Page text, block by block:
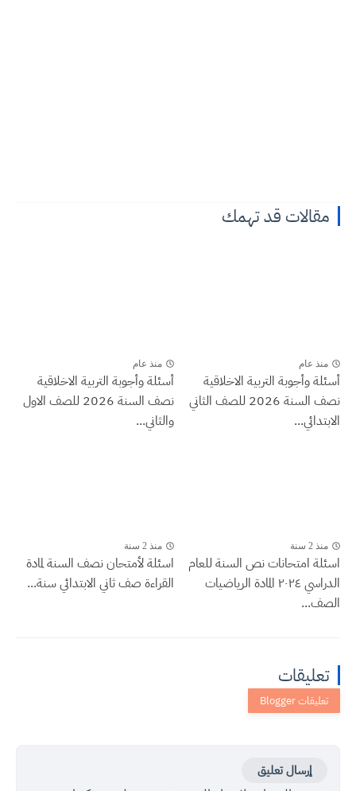
مقالات قد تهمك
منذ عام
أسئلة وأجوبة التربية الاخلاقية
نصف السنة 2026 للصف الثاني
الابتدائي...
منذ عام
أسئلة وأجوبة التربية الاخلاقية
نصف السنة 2026 للصف الاول
والثاني...
منذ 2 سنة
اسئلة امتحانات نص السنة للعام
الدراسي ٢٠٢٤ المادة الرياضيات
الصف...
منذ 2 سنة
اسئلة لأمتحان نصف السنة لمادة
القراءة صف ثاني الابتدائي سنة...
تعليقات
إرسال تعليق